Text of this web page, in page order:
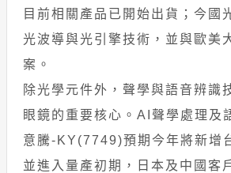
目前相關產品已開始出貨；今國
光波導與光引擎技術，並與歐美
案。
除光學元件外，聲學與語音辨識
眼鏡的重要核心。AI聲學處理及
意騰-KY(7749)預期今年將新增
並進入量產初期，日本及中國客